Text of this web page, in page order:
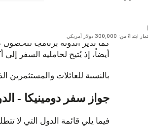
من: 300,000 دولار أمريكي
دومينيكا إحدى الجزر الصغيرة
بالتغيرات البيئية مقارنةً
أيضاً، إذ يُتيح لحامليه السفر إلى أكثر من ١٤٠ دولة بدون تأشيرة، أو الحصول
بالنسبة للعائلات والمستثمرين
جواز سفر دومينيكا -
فيما يلي قائمة الدول التي لا